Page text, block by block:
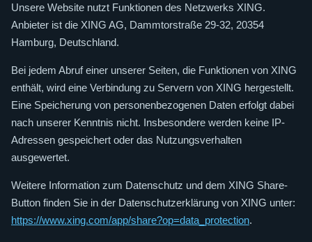
Unsere Website nutzt Funktionen des Netzwerks XING.
Anbieter ist die XING AG, Dammtorstraße 29-32, 20354
Hamburg, Deutschland.
Bei jedem Abruf einer unserer Seiten, die Funktionen von XING
enthält, wird eine Verbindung zu Servern von XING hergestellt.
Eine Speicherung von personenbezogenen Daten erfolgt dabei
nach unserer Kenntnis nicht. Insbesondere werden keine IP-
Adressen gespeichert oder das Nutzungsverhalten
ausgewertet.
Weitere Information zum Datenschutz und dem XING Share-
Button finden Sie in der Datenschutzerklärung von XING unter:
https://www.xing.com/app/share?op=data_protection.